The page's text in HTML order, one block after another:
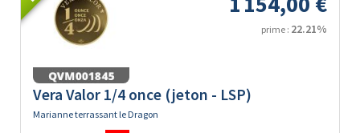
prime : 22.21%
Vera Valor 1/4 once (jeton - LSP)
Marianne terrassant le Dragon